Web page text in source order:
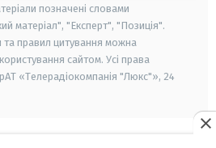
позначені словами
матеріал", "Експерт", "Позиція".
правил цитування можна
сайтом. Усі права
«Телерадіокомпанія "Люкс"», 24